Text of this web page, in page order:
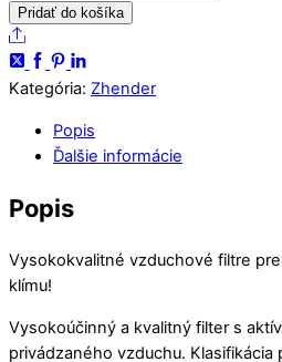
Zehnder
ComfoAir
Q
350/450/600
Filter
uhlím
(Neoriginálne)
Pridať do košíka
Share
Kategória: Zhender
Popis
Ďalšie informácie
Popis
Vysokokvalitné vzduchové filtre
klímu!
Vysokoúčinný a kvalitný filter s
privádzaného vzduchu. Klasifikácia